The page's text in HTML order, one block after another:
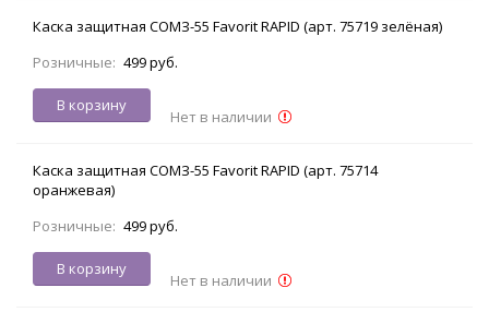
Каска защитная СОМЗ-55 Favorit RAPID (арт. 75719 зелёная)
Розничные: 499 руб.
В корзину
Нет в наличии
Каска защитная СОМЗ-55 Favorit RAPID (арт. 75714
оранжевая)
Розничные: 499 руб.
В корзину
Нет в наличии